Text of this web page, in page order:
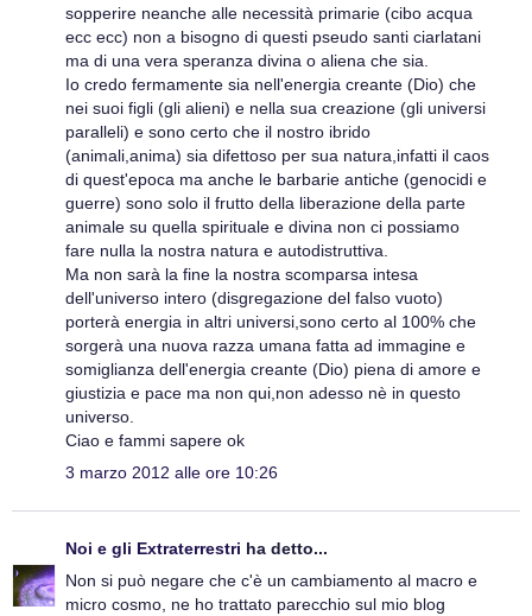
sopperire neanche alle necessità primarie (cibo acqua
ecc ecc) non a bisogno di questi pseudo santi ciarlatani
ma di una vera speranza divina o aliena che sia.
Io credo fermamente sia nell'energia creante (Dio) che
nei suoi figli (gli alieni) e nella sua creazione (gli universi
paralleli) e sono certo che il nostro ibrido
(animali,anima) sia difettoso per sua natura,infatti il caos
di quest'epoca ma anche le barbarie antiche (genocidi e
guerre) sono solo il frutto della liberazione della parte
animale su quella spirituale e divina non ci possiamo
fare nulla la nostra natura e autodistruttiva.
Ma non sarà la fine la nostra scomparsa intesa
dell'universo intero (disgregazione del falso vuoto)
porterà energia in altri universi,sono certo al 100% che
sorgerà una nuova razza umana fatta ad immagine e
somiglianza dell'energia creante (Dio) piena di amore e
giustizia e pace ma non qui,non adesso nè in questo
universo.
Ciao e fammi sapere ok
3 marzo 2012 alle ore 10:26
Noi e gli Extraterrestri ha detto...
Non si può negare che c'è un cambiamento al macro e
micro cosmo, ne ho trattato parecchio sul mio blog